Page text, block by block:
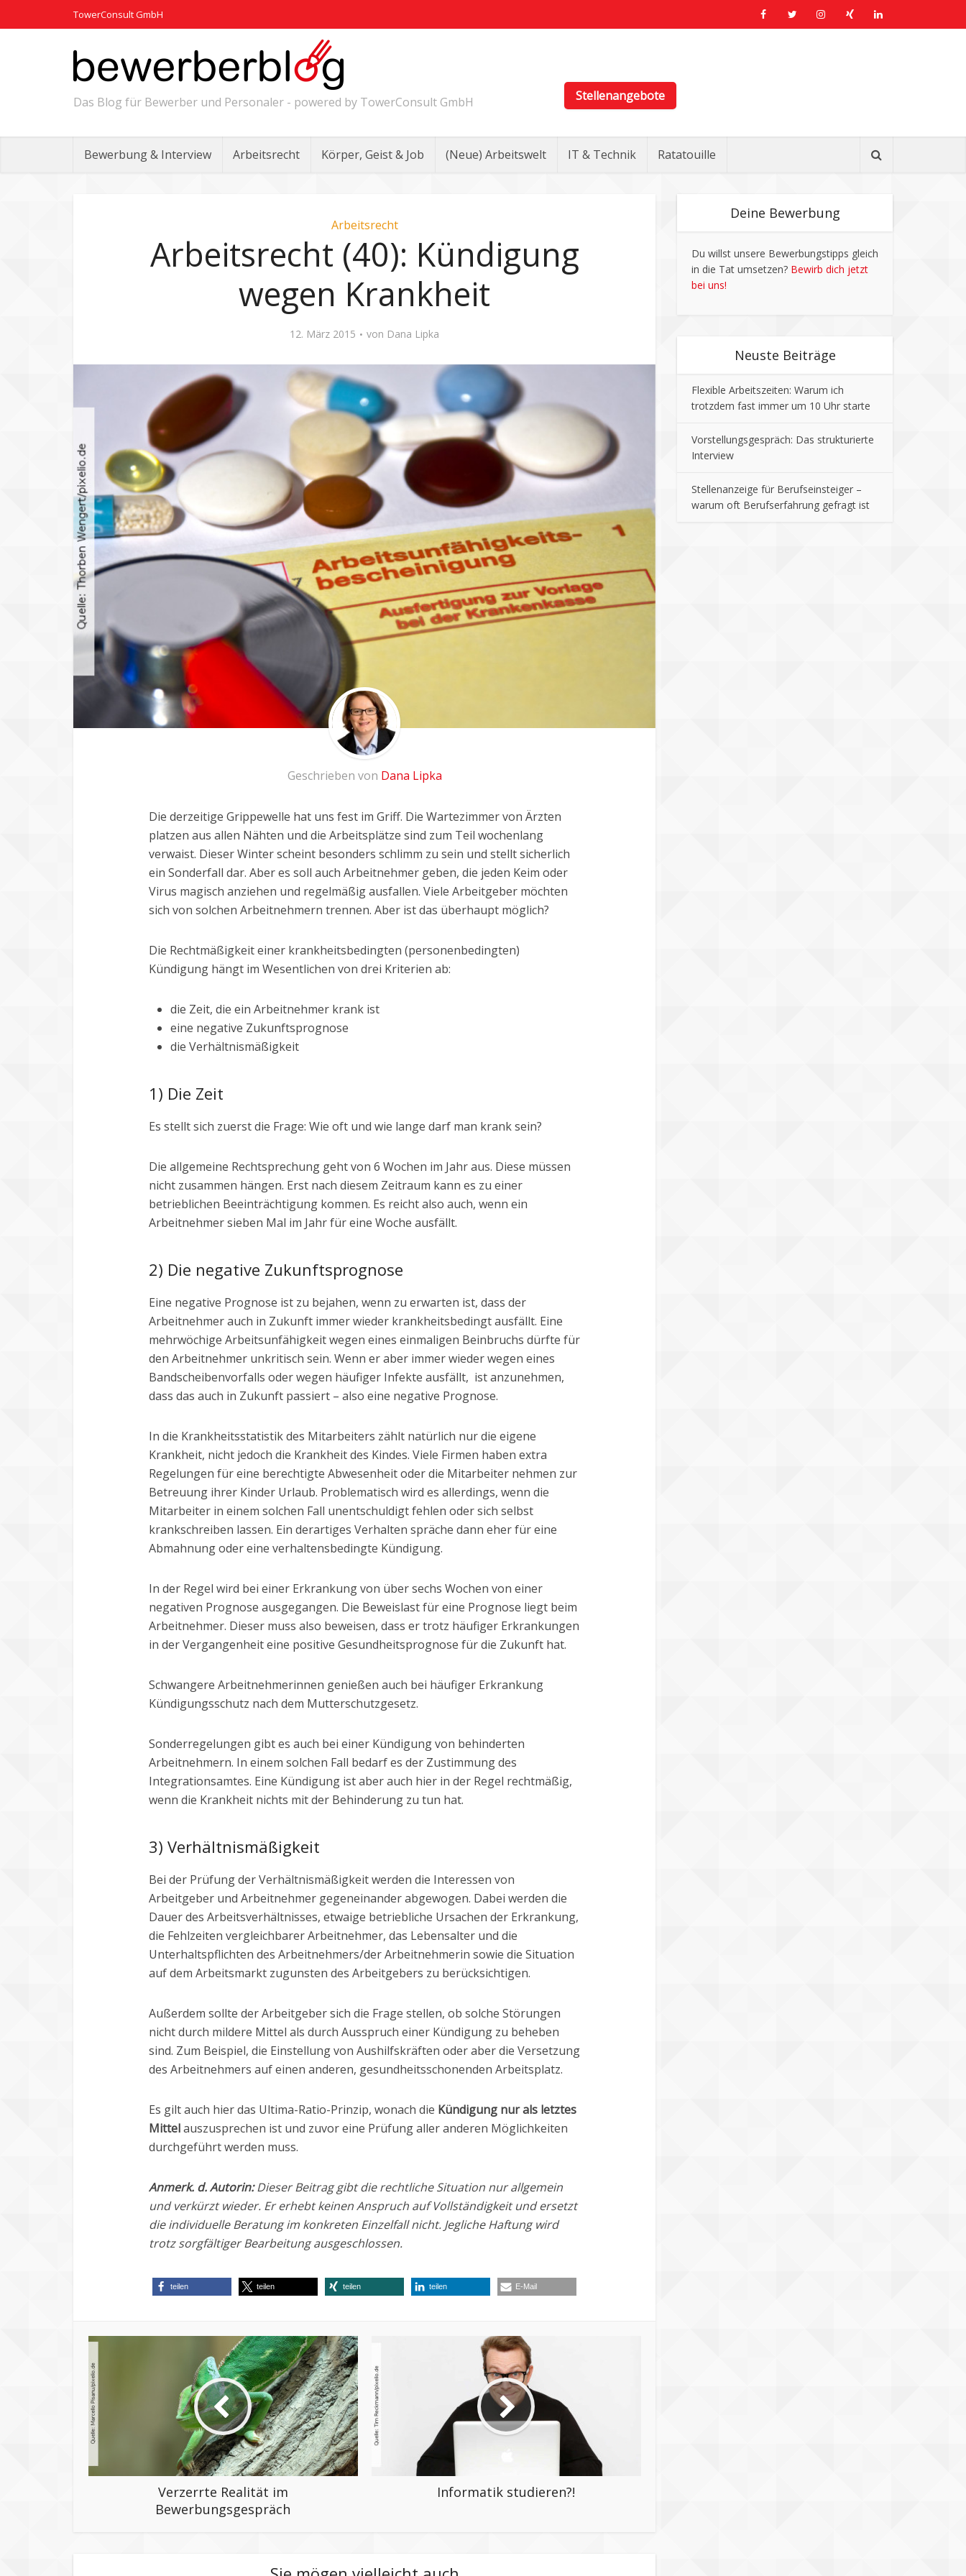
TowerConsult GmbH
Das Blog für Bewerber und Personaler - powered by TowerConsult GmbH
Bewerbung & Interview Arbeitsrecht Körper, Geist & Job (Neue) Arbeitswelt IT & Technik Ratatouille
Stellenangebote
Arbeitsrecht
Arbeitsrecht (40): Kündigung
wegen Krankheit
12. März 2015 von Dana Lipka
Geschrieben von Dana Lipka
Die derzeitige Grippewelle hat uns fest im Griff. Die Wartezimmer von Ärzten
platzen aus allen Nähten und die Arbeitsplätze sind zum Teil wochenlang
verwaist. Dieser Winter scheint besonders schlimm zu sein und stellt sicherlich
ein Sonderfall dar. Aber es soll auch Arbeitnehmer geben, die jeden Keim oder
Virus magisch anziehen und regelmäßig ausfallen. Viele Arbeitgeber möchten
sich von solchen Arbeitnehmern trennen. Aber ist das überhaupt möglich?
Die Rechtmäßigkeit einer krankheitsbedingten (personenbedingten)
Kündigung hängt im Wesentlichen von drei Kriterien ab:
die Zeit, die ein Arbeitnehmer krank ist
eine negative Zukunftsprognose
die Verhältnismäßigkeit
1) Die Zeit
Es stellt sich zuerst die Frage: Wie oft und wie lange darf man krank sein?
Die allgemeine Rechtsprechung geht von 6 Wochen im Jahr aus. Diese müssen
nicht zusammen hängen. Erst nach diesem Zeitraum kann es zu einer
betrieblichen Beeinträchtigung kommen. Es reicht also auch, wenn ein
Arbeitnehmer sieben Mal im Jahr für eine Woche ausfällt.
2) Die negative Zukunftsprognose
Eine negative Prognose ist zu bejahen, wenn zu erwarten ist, dass der
Arbeitnehmer auch in Zukunft immer wieder krankheitsbedingt ausfällt. Eine
mehrwöchige Arbeitsunfähigkeit wegen eines einmaligen Beinbruchs dürfte für
den Arbeitnehmer unkritisch sein. Wenn er aber immer wieder wegen eines
Bandscheibenvorfalls oder wegen häufiger Infekte ausfällt, ist anzunehmen,
dass das auch in Zukunft passiert – also eine negative Prognose.
In die Krankheitsstatistik des Mitarbeiters zählt natürlich nur die eigene
Krankheit, nicht jedoch die Krankheit des Kindes. Viele Firmen haben extra
Regelungen für eine berechtigte Abwesenheit oder die Mitarbeiter nehmen zur
Betreuung ihrer Kinder Urlaub. Problematisch wird es allerdings, wenn die
Mitarbeiter in einem solchen Fall unentschuldigt fehlen oder sich selbst
krankschreiben lassen. Ein derartiges Verhalten spräche dann eher für eine
Abmahnung oder eine verhaltensbedingte Kündigung.
In der Regel wird bei einer Erkrankung von über sechs Wochen von einer
negativen Prognose ausgegangen. Die Beweislast für eine Prognose liegt beim
Arbeitnehmer. Dieser muss also beweisen, dass er trotz häufiger Erkrankungen
in der Vergangenheit eine positive Gesundheitsprognose für die Zukunft hat.
Schwangere Arbeitnehmerinnen genießen auch bei häufiger Erkrankung
Kündigungsschutz nach dem Mutterschutzgesetz.
Sonderregelungen gibt es auch bei einer Kündigung von behinderten
Arbeitnehmern. In einem solchen Fall bedarf es der Zustimmung des
Integrationsamtes. Eine Kündigung ist aber auch hier in der Regel rechtmäßig,
wenn die Krankheit nichts mit der Behinderung zu tun hat.
3) Verhältnismäßigkeit
Bei der Prüfung der Verhältnismäßigkeit werden die Interessen von
Arbeitgeber und Arbeitnehmer gegeneinander abgewogen. Dabei werden die
Dauer des Arbeitsverhältnisses, etwaige betriebliche Ursachen der Erkrankung,
die Fehlzeiten vergleichbarer Arbeitnehmer, das Lebensalter und die
Unterhaltspflichten des Arbeitnehmers/der Arbeitnehmerin sowie die Situation
auf dem Arbeitsmarkt zugunsten des Arbeitgebers zu berücksichtigen.
Außerdem sollte der Arbeitgeber sich die Frage stellen, ob solche Störungen
nicht durch mildere Mittel als durch Ausspruch einer Kündigung zu beheben
sind. Zum Beispiel, die Einstellung von Aushilfskräften oder aber die Versetzung
des Arbeitnehmers auf einen anderen, gesundheitsschonenden Arbeitsplatz.
Es gilt auch hier das Ultima-Ratio-Prinzip, wonach die Kündigung nur als letztes
Mittelauszusprechen ist und zuvor eine Prüfung aller anderen Möglichkeiten
durchgeführt werden muss.
Anmerk. d. Autorin:Dieser Beitrag gibt die rechtliche Situation nur allgemein
und verkürzt wieder. Er erhebt keinen Anspruch auf Vollständigkeit und ersetzt
die individuelle Beratung im konkreten Einzelfall nicht. Jegliche Haftung wird
trotz sorgfältiger Bearbeitung ausgeschlossen.
teilen teilen teilen teilen E-Mail
Verzerrte Realität im
Bewerbungsgespräch
Informatik studieren?!
Deine Bewerbung
Du willst unsere Bewerbungstipps gleich
in die Tat umsetzen? Bewirb dich jetzt
bei uns!
Neuste Beiträge
Flexible Arbeitszeiten: Warum ich
trotzdem fast immer um 10 Uhr starte
Vorstellungsgespräch: Das strukturierte
Interview
Stellenanzeige für Berufseinsteiger –
warum oft Berufserfahrung gefragt ist